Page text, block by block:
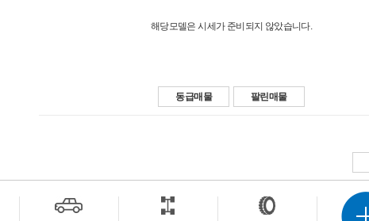
해당모델은 시세가 준비되지 않았습니다.
동급매물 팔린매물